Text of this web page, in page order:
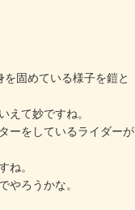
固めている様子を鎧と
えて妙ですね。
ーをしているライダーが
ね。
やろうかな。